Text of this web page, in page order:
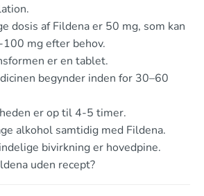
dosis af Fildena er 50 mg, som kan
mg efter behov.
er en tablet.
begynder inden for 30–60
er op til 4-5 timer.
alkohol samtidig med Fildena.
bivirkning er hovedpine.
uden recept?